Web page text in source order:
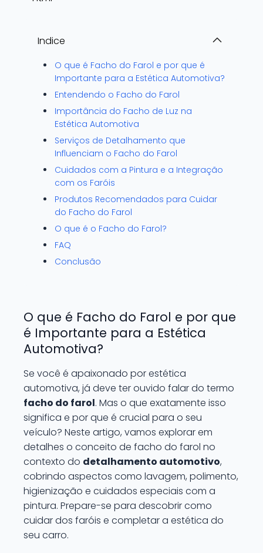
Indice
O que é Facho do Farol e por que é
Importante para a Estética Automotiva?
Entendendo o Facho do Farol
Importância do Facho de Luz na
Estética Automotiva
Serviços de Detalhamento que
Influenciam o Facho do Farol
Cuidados com a Pintura e a Integração
com os Faróis
Produtos Recomendados para Cuidar
do Facho do Farol
O que é o Facho do Farol?
FAQ
Conclusão
O que é Facho do Farol e por que
é Importante para a Estética
Automotiva?
Se você é apaixonado por estética
automotiva, já deve ter ouvido falar do termo
facho do farol. Mas o que exatamente isso
significa e por que é crucial para o seu
veículo? Neste artigo, vamos explorar em
detalhes o conceito de facho do farol no
contexto do detalhamento automotivo,
cobrindo aspectos como lavagem, polimento,
higienização e cuidados especiais com a
pintura. Prepare-se para descobrir como
cuidar dos faróis e completar a estética do
seu carro.